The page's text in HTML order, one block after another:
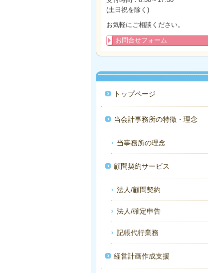
(土日祝を除く)
お気軽にご相談ください。
お問合せフォーム
トップページ
当会計事務所の特徴・理念
当事務所の理念
顧問契約サービス
法人/顧問契約
法人/確定申告
記帳代行業務
経営計画作成支援